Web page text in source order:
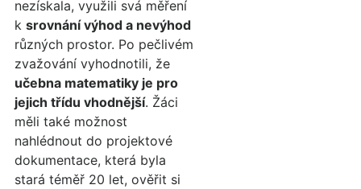
nezískala, využili svá měření
k srovnání výhod a nevýhod
různých prostor. Po pečlivém
zvažování vyhodnotili, že
učebna matematiky je pro
jejich třídu vhodnější. Žáci
měli také možnost
nahlédnout do projektové
dokumentace, která byla
stará téměř 20 let, ověřit si